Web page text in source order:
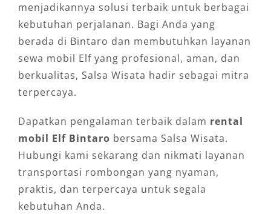
menjadikannya solusi terbaik untuk berbagai
kebutuhan perjalanan. Bagi Anda yang
berada di Bintaro dan membutuhkan layanan
sewa mobil Elf yang profesional, aman, dan
berkualitas, Salsa Wisata hadir sebagai mitra
terpercaya.
Dapatkan pengalaman terbaik dalam rental
mobil Elf Bintaro bersama Salsa Wisata.
Hubungi kami sekarang dan nikmati layanan
transportasi rombongan yang nyaman,
praktis, dan terpercaya untuk segala
kebutuhan Anda.